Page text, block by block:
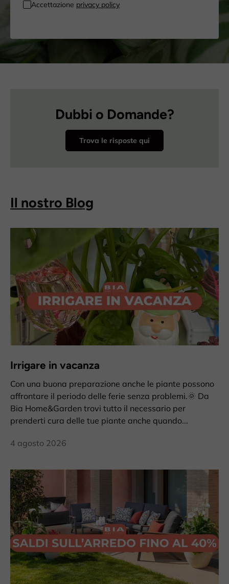
Accettazione privacy policy
Dubbi o Domande?
Trova le risposte qui
Il nostro Blog
Irrigare in vacanza
Con una buona preparazione anche le piante possono
affrontare il periodo delle ferie senza problemi.🌞 Da
Bia Home&Garden trovi tutto il necessario per
prenderti cura delle tue piante anche quando...
4 agosto 2026